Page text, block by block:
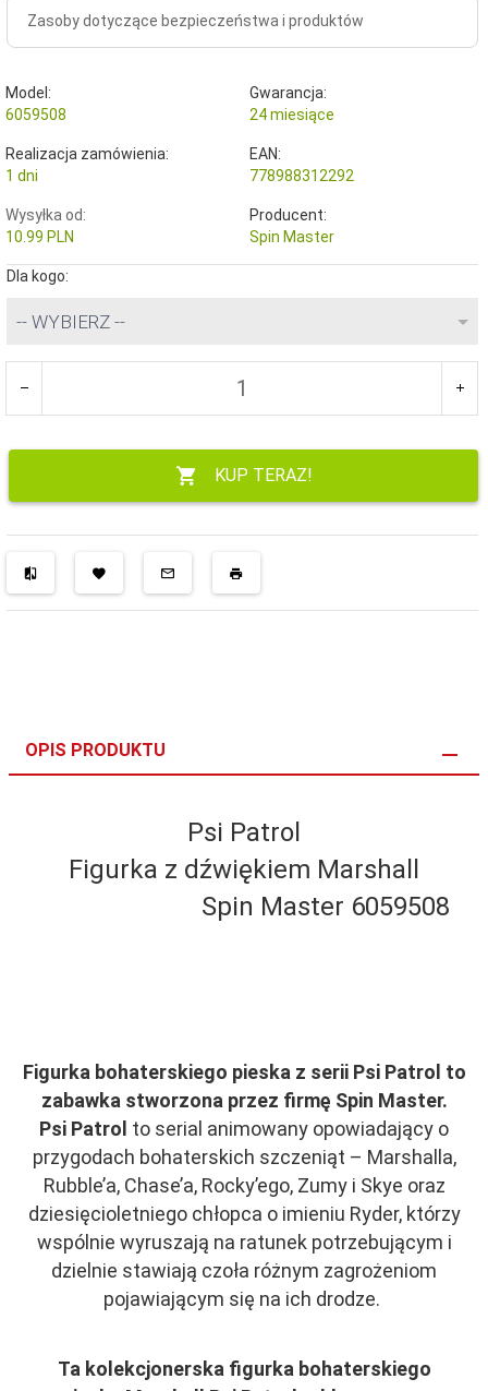
Zasoby dotyczące bezpieczeństwa i produktów
Model:
6059508
Gwarancja:
24 miesiące
Realizacja zamówienia:
1 dni
EAN:
778988312292
Wysyłka od:
10.99 PLN
Producent:
Spin Master
Dla kogo:
-- WYBIERZ --
KUP TERAZ!
OPIS PRODUKTU
Psi Patrol
Figurka z dźwiękiem Marshall
Spin Master 6059508
Figurka bohaterskiego pieska z serii Psi Patrol to
zabawka stworzona przez firmę Spin Master.
Psi Patrol to serial animowany opowiadający o
przygodach bohaterskich szczeniąt – Marshalla,
Rubble’a, Chase’a, Rocky’ego, Zumy i Skye oraz
dziesięcioletniego chłopca o imieniu Ryder, którzy
wspólnie wyruszają na ratunek potrzebującym i
dzielnie stawiają czoła różnym zagrożeniom
pojawiającym się na ich drodze.
Ta kolekcjonerska figurka bohaterskiego